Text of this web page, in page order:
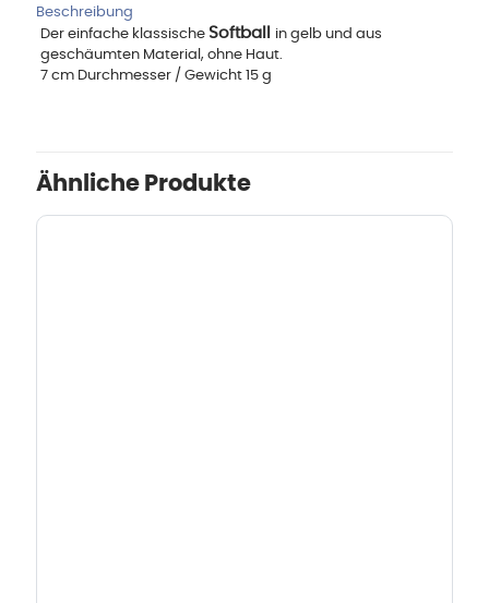
Beschreibung
Der einfache klassische Softball
in gelb und aus
geschäumten Material, ohne Haut.
7 cm Durchmesser / Gewicht 15 g
Ähnliche Produkte